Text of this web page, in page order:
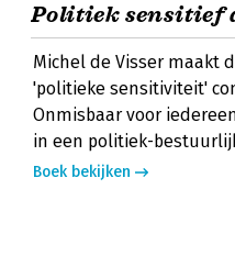
Politiek sensitief
Michel de Visser maakt
'politieke sensitiviteit'
Onmisbaar voor
in een politiek-
Boek bekijken